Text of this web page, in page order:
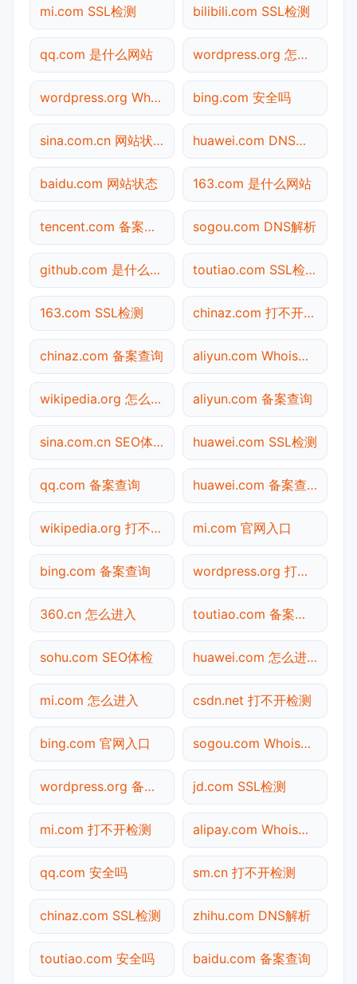
mi.com SSL检测 bilibili.com SSL检测
qq.com 是什么网站 wordpress.org 怎么进入
wordpress.org Whois查询 bing.com 安全吗
sina.com.cn 网站状态 huawei.com DNS解析
baidu.com 网站状态 163.com 是什么网站
tencent.com 备案查询 sogou.com DNS解析
github.com 是什么网站 toutiao.com SSL检测
163.com SSL检测 chinaz.com 打不开检测
chinaz.com 备案查询 aliyun.com Whois查询
wikipedia.org 怎么进入 aliyun.com 备案查询
sina.com.cn SEO体检 huawei.com SSL检测
qq.com 备案查询 huawei.com 备案查询
wikipedia.org 打不开检测 mi.com 官网入口
bing.com 备案查询 wordpress.org 打不开检测
360.cn 怎么进入 toutiao.com 备案查询
sohu.com SEO体检 huawei.com 怎么进入
mi.com 怎么进入 csdn.net 打不开检测
bing.com 官网入口 sogou.com Whois查询
wordpress.org 备案查询 jd.com SSL检测
mi.com 打不开检测 alipay.com Whois查询
qq.com 安全吗 sm.cn 打不开检测
chinaz.com SSL检测 zhihu.com DNS解析
toutiao.com 安全吗 baidu.com 备案查询